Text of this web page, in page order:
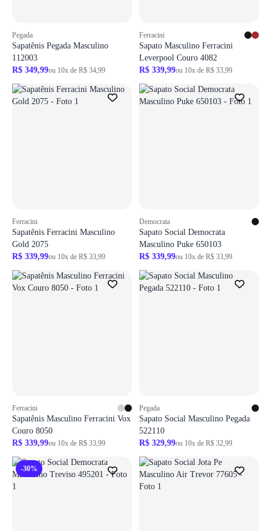
Pegada
Sapatênis Pegada Masculino
112003
R$ 349,99ou 10x de R$ 34,99
Ferracini
Sapato Masculino Ferracini
Leverpool Couro 4082
R$ 339,99ou 10x de R$ 33,99
Ferracini
Sapatênis Ferracini Masculino
Gold 2075
R$ 339,99ou 10x de R$ 33,99
Democrata
Sapato Social Democrata
Masculino Puke 650103
R$ 339,99ou 10x de R$ 33,99
Ferracini
Sapatênis Masculino Ferracini Vox
Couro 8050
R$ 339,99ou 10x de R$ 33,99
Pegada
Sapato Social Masculino Pegada
522110
R$ 329,99ou 10x de R$ 32,99
-30%